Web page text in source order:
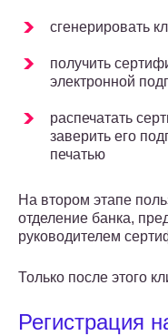
сгенерировать
получить
электронной
распечатать
заверить его
печатью
На втором этапе
отделение банка,
руководителем
Только после этого
Регистрация